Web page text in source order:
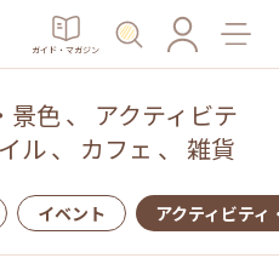
ガイド・マガジン
景色、 アクティビテ
ル、 カフェ 、 雑貨
イベント アクティビティ